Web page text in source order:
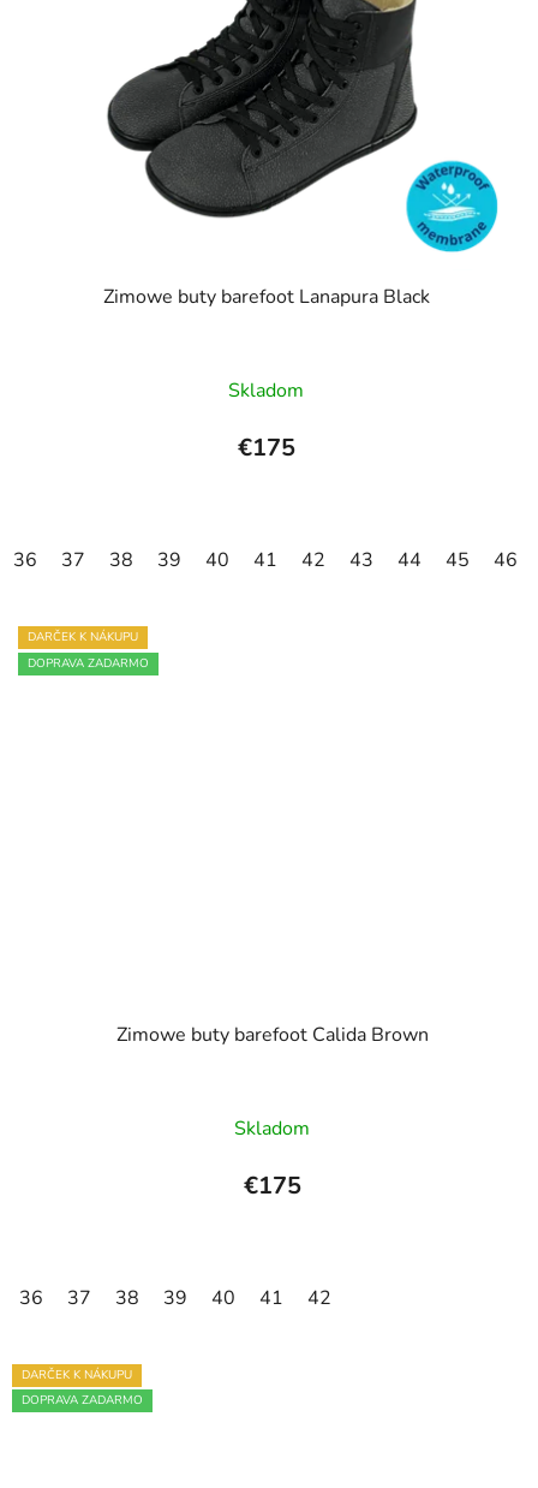
Zimowe buty barefoot Lanapura Black
Skladom
€175
36 37 38 39 40 41 42 43 44 45 46
DARČEK K NÁKUPU
DOPRAVA ZADARMO
Zimowe buty barefoot Calida Brown
Skladom
€175
36 37 38 39 40 41 42
DARČEK K NÁKUPU
DOPRAVA ZADARMO